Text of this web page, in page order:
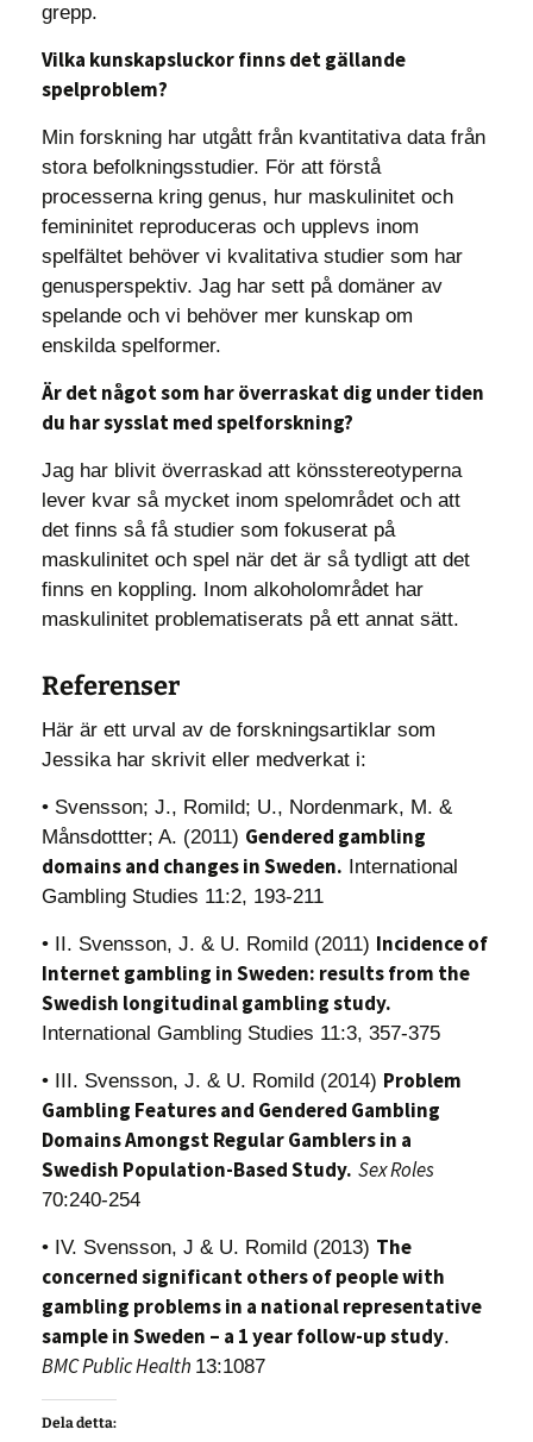
grepp.
Vilka kunskapsluckor finns det gällande
spelproblem?
Min forskning har utgått från kvantitativa data från
stora befolkningsstudier. För att förstå
processerna kring genus, hur maskulinitet och
femininitet reproduceras och upplevs inom
spelfältet behöver vi kvalitativa studier som har
genusperspektiv. Jag har sett på domäner av
spelande och vi behöver mer kunskap om
enskilda spelformer.
Är det något som har överraskat dig under tiden
du har sysslat med spelforskning?
Jag har blivit överraskad att könsstereotyperna
lever kvar så mycket inom spelområdet och att
det finns så få studier som fokuserat på
maskulinitet och spel när det är så tydligt att det
finns en koppling. Inom alkoholområdet har
maskulinitet problematiserats på ett annat sätt.
Referenser
Här är ett urval av de forskningsartiklar som
Jessika har skrivit eller medverkat i:
• Svensson; J., Romild; U., Nordenmark, M. &
Månsdottter; A. (2011) Gendered gambling
domains and changes in Sweden. International
Gambling Studies 11:2, 193-211
• II. Svensson, J. & U. Romild (2011) Incidence of
Internet gambling in Sweden: results from the
Swedish longitudinal gambling study.
International Gambling Studies 11:3, 357-375
• III. Svensson, J. & U. Romild (2014) Problem
Gambling Features and Gendered Gambling
Domains Amongst Regular Gamblers in a
Swedish Population-Based Study. Sex Roles
70:240-254
• IV. Svensson, J & U. Romild (2013) The
concerned significant others of people with
gambling problems in a national representative
sample in Sweden – a 1 year follow-up study.
BMC Public Health 13:1087
Dela detta: